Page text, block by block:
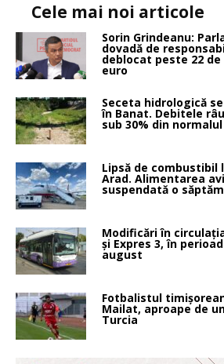
Cele mai noi articole
Sorin Grindeanu:
dovadă de
deblocat peste 22
euro
Seceta hidrologică
în Banat. Debitele
sub 30% din
Lipsă de combustibil
Arad. Alimentarea
suspendată o
Modificări în
și Expres 3, în
august
Fotbalistul
Mailat, aproape de
Turcia